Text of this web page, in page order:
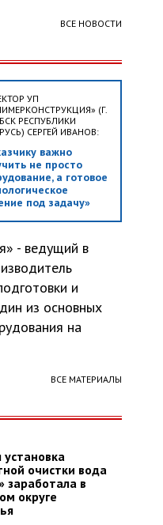
ВСЕ НОВОСТИ
УП
(Г.
РЕСПУБЛИКИ
СЕРГЕЙ ИВАНОВ:
важно
не просто
а готовое
под задачу»
- ведущий в
и
из основных
на
ВСЕ МАТЕРИАЛЫ
очистки вода
в
округе